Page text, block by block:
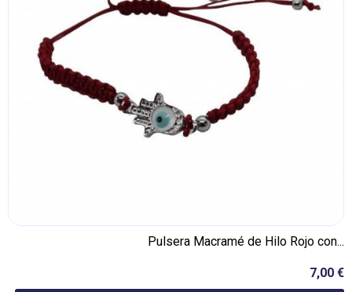
Pulsera Macramé de Hilo Rojo con...
7,00 €